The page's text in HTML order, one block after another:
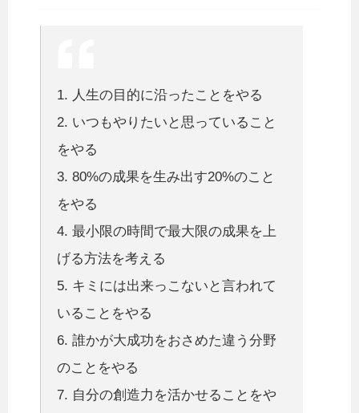
1. 人生の目的に沿ったことをやる
2. いつもやりたいと思っていること
をやる
3. 80%の成果を生み出す20%のこと
をやる
4. 最小限の時間で最大限の成果を上
げる方法を考える
5. キミには出来っこないと言われて
いることをやる
6. 誰かが大成功をおさめた違う分野
のことをやる
7. 自分の創造力を活かせることをや